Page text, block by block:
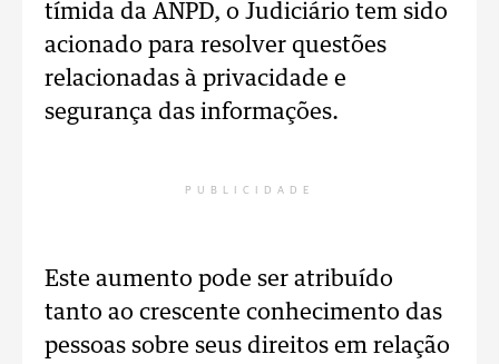
tímida da ANPD, o Judiciário tem sido
acionado para resolver questões
relacionadas à privacidade e
segurança das informações.
PUBLICIDADE
Este aumento pode ser atribuído
tanto ao crescente conhecimento das
pessoas sobre seus direitos em relação